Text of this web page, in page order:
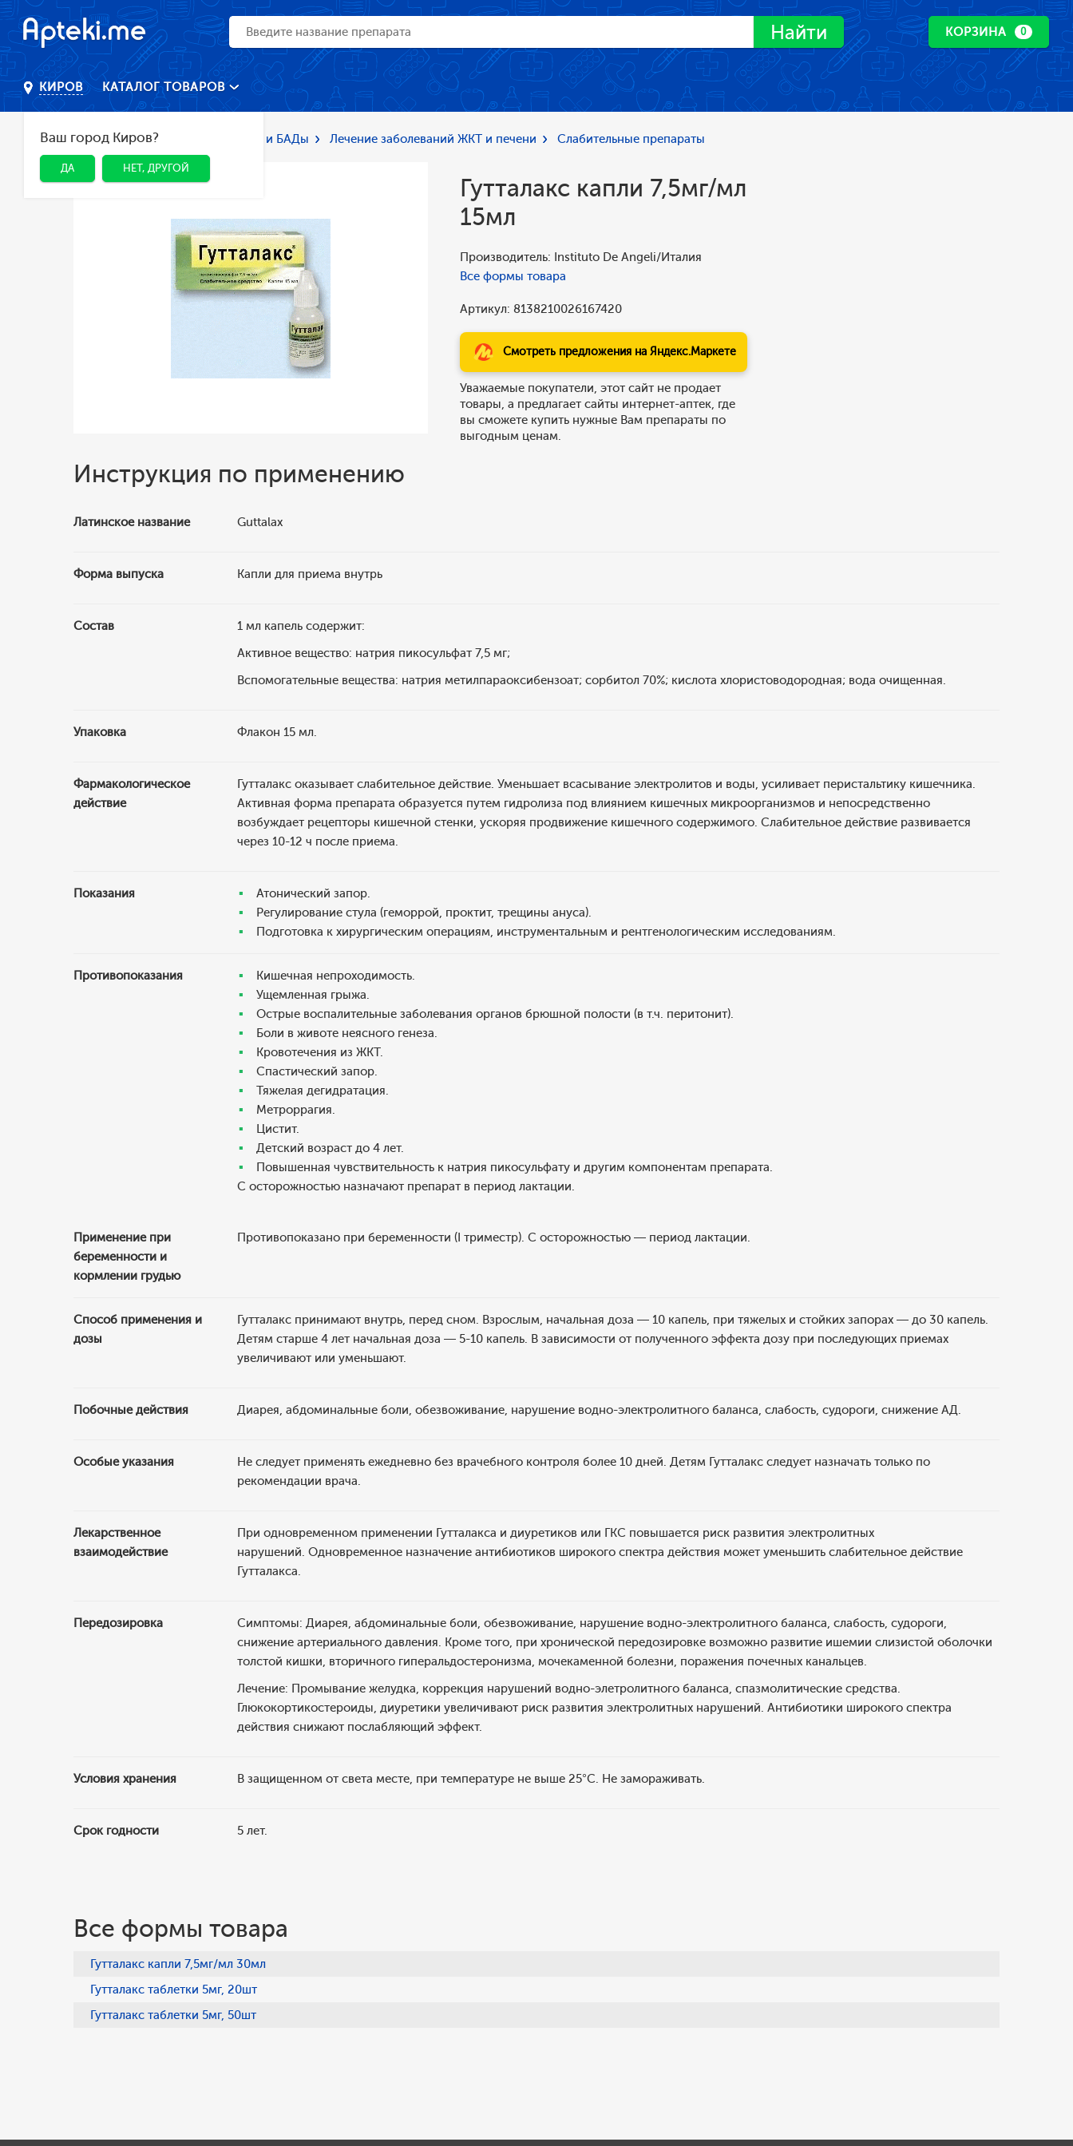
Найти КОРЗИНА 0
КИРОВ
Ваш город Киров?
ДА НЕТ, ДРУГОЙ
КАТАЛОГ ТОВАРОВ
Главная Каталог Лекарства и БАДы Лечение заболеваний ЖКТ и печени Слабительные препараты
Гутталакс капли 7,5мг/мл
15мл
Производитель: Instituto De Angeli/Италия
Все формы товара
Артикул: 8138210026167420
Смотреть предложения на Яндекс.Маркете
Уважаемые покупатели, этот сайт не продает
товары, а предлагает сайты интернет-аптек, где
вы сможете купить нужные Вам препараты по
выгодным ценам.
Инструкция по применению
Латинское название Guttalax
Форма выпуска Капли для приема внутрь
Состав
1 мл капель содержит:
Активное вещество: натрия пикосульфат 7,5 мг;
Вспомогательные вещества: натрия метилпараоксибензоат; сорбитол 70%; кислота хлористоводородная; вода очищенная.
Упаковка Флакон 15 мл.
Фармакологическое
действие
Гутталакс оказывает слабительное действие. Уменьшает всасывание электролитов и воды, усиливает перистальтику кишечника.
Активная форма препарата образуется путем гидролиза под влиянием кишечных микроорганизмов и непосредственно
возбуждает рецепторы кишечной стенки, ускоряя продвижение кишечного содержимого. Слабительное действие развивается
через 10-12 ч после приема.
Показания
Атонический запор.
Регулирование стула (геморрой, проктит, трещины ануса).
Подготовка к хирургическим операциям, инструментальным и рентгенологическим исследованиям.
Противопоказания
Кишечная непроходимость.
Ущемленная грыжа.
Острые воспалительные заболевания органов брюшной полости (в т.ч. перитонит).
Боли в животе неясного генеза.
Кровотечения из ЖКТ.
Спастический запор.
Тяжелая дегидратация.
Метроррагия.
Цистит.
Детский возраст до 4 лет.
Повышенная чувствительность к натрия пикосульфату и другим компонентам препарата.
С осторожностью назначают препарат в период лактации.
Применение при
беременности и
кормлении грудью
Противопоказано при беременности (I триместр). С осторожностью — период лактации.
Способ применения и
дозы
Гутталакс принимают внутрь, перед сном. Взрослым, начальная доза — 10 капель, при тяжелых и стойких запорах — до 30 капель.
Детям старше 4 лет начальная доза — 5-10 капель. В зависимости от полученного эффекта дозу при последующих приемах
увеличивают или уменьшают.
Побочные действия Диарея, абдоминальные боли, обезвоживание, нарушение водно-электролитного баланса, слабость, судороги, снижение АД.
Особые указания
Не следует применять ежедневно без врачебного контроля более 10 дней. Детям Гутталакс следует назначать только по
рекомендации врача.
Лекарственное
взаимодействие
При одновременном применении Гутталакса и диуретиков или ГКС повышается риск развития электролитных
нарушений. Одновременное назначение антибиотиков широкого спектра действия может уменьшить слабительное действие
Гутталакса.
Передозировка
Симптомы: Диарея, абдоминальные боли, обезвоживание, нарушение водно-электролитного баланса, слабость, судороги,
снижение артериального давления. Кроме того, при хронической передозировке возможно развитие ишемии слизистой оболочки
толстой кишки, вторичного гиперальдостеронизма, мочекаменной болезни, поражения почечных канальцев.
Лечение: Промывание желудка, коррекция нарушений водно-элетролитного баланса, спазмолитические средства.
Глюкокортикостероиды, диуретики увеличивают риск развития электролитных нарушений. Антибиотики широкого спектра
действия снижают послабляющий эффект.
Условия хранения В защищенном от света месте, при температуре не выше 25°С. Не замораживать.
Срок годности 5 лет.
Все формы товара
Гутталакс капли 7,5мг/мл 30мл
Гутталакс таблетки 5мг, 20шт
Гутталакс таблетки 5мг, 50шт